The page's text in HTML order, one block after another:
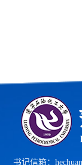
书记信箱：